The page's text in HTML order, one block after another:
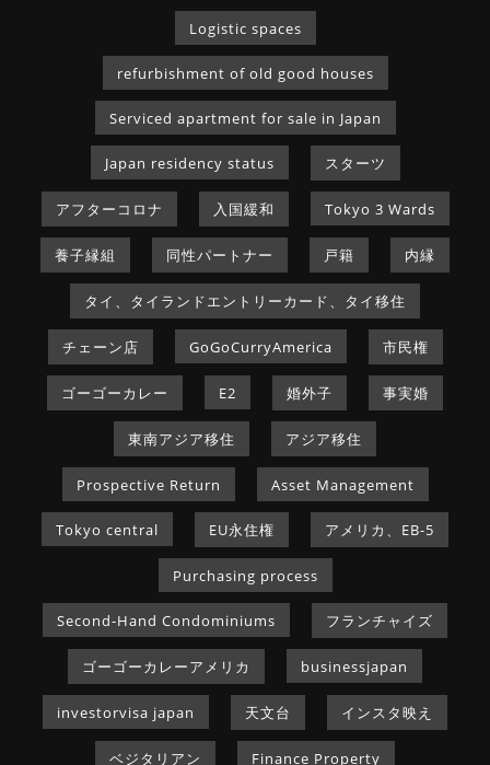
Logistic spaces
refurbishment of old good houses
Serviced apartment for sale in Japan
Japan residency status スターツ
アフターコロナ 入国緩和 Tokyo 3 Wards
養子縁組 同性パートナー 戸籍 内縁
タイ、タイランドエントリーカード、タイ移住
チェーン店 GoGoCurryAmerica 市民権
ゴーゴーカレー E2 婚外子 事実婚
東南アジア移住 アジア移住
Prospective Return Asset Management
Tokyo central EU永住権 アメリカ、EB-5
Purchasing process
Second-Hand Condominiums フランチャイズ
ゴーゴーカレーアメリカ businessjapan
investorvisa japan 天文台 インスタ映え
ベジタリアン Finance Property